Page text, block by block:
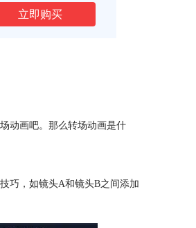
立即购买
动画吧。那么转场动画是什
巧，如镜头A和镜头B之间添加